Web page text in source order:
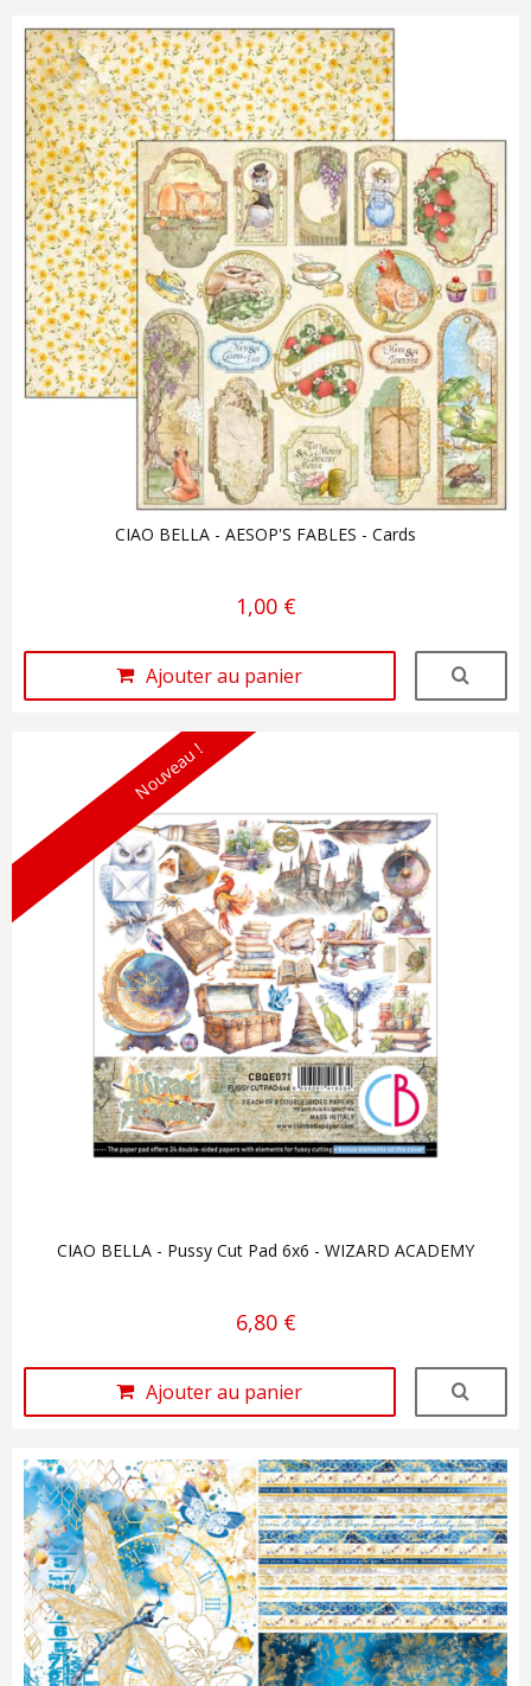
CIAO BELLA - AESOP'S FABLES - Cards
1,00 €
Ajouter au panier
Nouveau !
CIAO BELLA - Pussy Cut Pad 6x6 - WIZARD ACADEMY
6,80 €
Ajouter au panier